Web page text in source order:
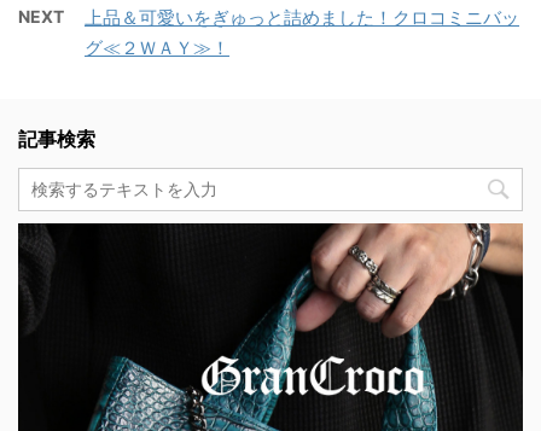
NEXT
上品＆可愛いをぎゅっと詰めました！クロコミニバッ
グ≪２ＷＡＹ≫！
記事検索